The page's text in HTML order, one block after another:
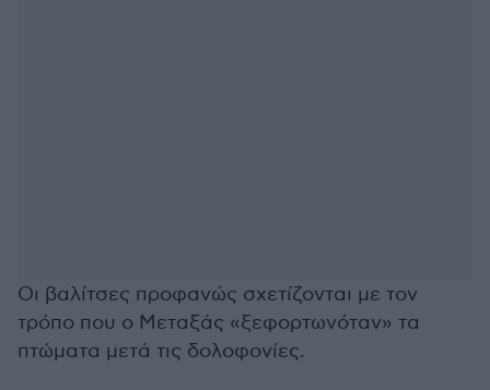
Οι βαλίτσες προφανώς σχετίζονται με τον
τρόπο που ο Μεταξάς «ξεφορτωνόταν» τα
πτώματα μετά τις δολοφονίες.